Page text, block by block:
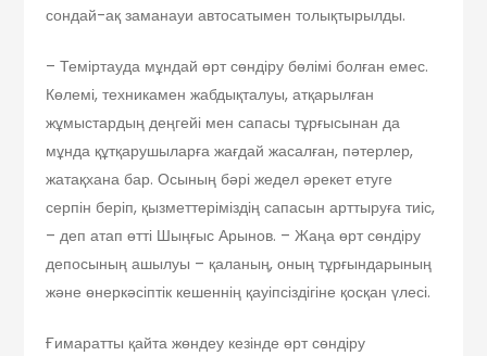
сондай-ақ заманауи автосатымен толықтырылды.
– Теміртауда мұндай өрт сөндіру бөлімі болған емес.
Көлемі, техникамен жабдықталуы, атқарылған
жұмыстардың деңгейі мен сапасы тұрғысынан да
мұнда құтқарушыларға жағдай жасалған, пәтерлер,
жатақхана бар. Осының бәрі жедел әрекет етуге
серпін беріп, қызметтеріміздің сапасын арттыруға тиіс,
– деп атап өтті Шыңғыс Арынов. – Жаңа өрт сөндіру
депосының ашылуы – қаланың, оның тұрғындарының
және өнеркәсіптік кешеннің қауіпсіздігіне қосқан үлесі.
Ғимаратты қайта жөндеу кезінде өрт сөндіру